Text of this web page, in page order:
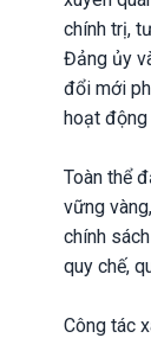
chính trị,
Đảng ủy
đổi mới
hoạt
Toàn thể
vững
chính
quy chế,
Công tác